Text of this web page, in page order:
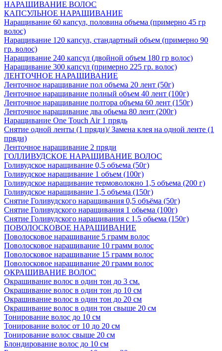
НАРАЩИВАНИЕ ВОЛОС
КАПСУЛЬНОЕ НАРАЩИВАНИЕ
Наращивание 60 капсул, половина объема (примерно 45 гр
волос)
Наращивание 120 капсул, стандартный объем (примерно 90
гр. волос)
Наращивание 240 капсул (двойной объем 180 гр волос)
Наращивание 300 капсул (примерно 225 гр. волос)
ЛЕНТОЧНОЕ НАРАЩИВАНИЕ
Ленточное наращивание пол объема 20 лент (50г)
Ленточное наращивание полный объем 40 лент (100г)
Ленточное наращивание полтора объема 60 лент (150г)
Ленточное наращивание два обьема 80 лент (200г)
Наращивание One Touch Air 1 прядь
Снятие одной ленты (1 пряди)/ Замена клея на одной ленте (1
пряди)
Ленточное наращивание 2 пряди
ГОЛЛИВУДСКОЕ НАРАЩИВАНИЕ ВОЛОС
Голивудское наращивание 0,5 объема (50г)
Голивудское наращивание 1 объем (100г)
Голивудское наращивание термоволокно 1,5 объема (200 г)
Голивудское наращивание 1,5 объема (150г)
Снятие Голивудского наращивания 0,5 объёма (50г)
Снятие Голивудского наращивания 1 обьема (100г)
Снятие Голивудского наращивания с 1.5 обьема (150г)
ПОВОЛОСКОВОЕ НАРАЩИВАНИЕ
Поволосковое наращивание 5 грамм волос
Поволосковое наращивание 10 грамм волос
Поволосковое наращивание 15 грамм волос
Поволосковое наращивание 20 грамм волос
ОКРАШИВАНИЕ ВОЛОС
Окрашивание волос в один тон до 3 см.
Окрашивание волос в один тон до 10 см
Окрашивание волос в один тон до 20 см
Окрашивание волос в один тон свыше 20 см
Тонирование волос до 10 см
Тонирование волос от 10 до 20 см
Тонирование волос свыше 20 см
Блондирование волос до 10 см